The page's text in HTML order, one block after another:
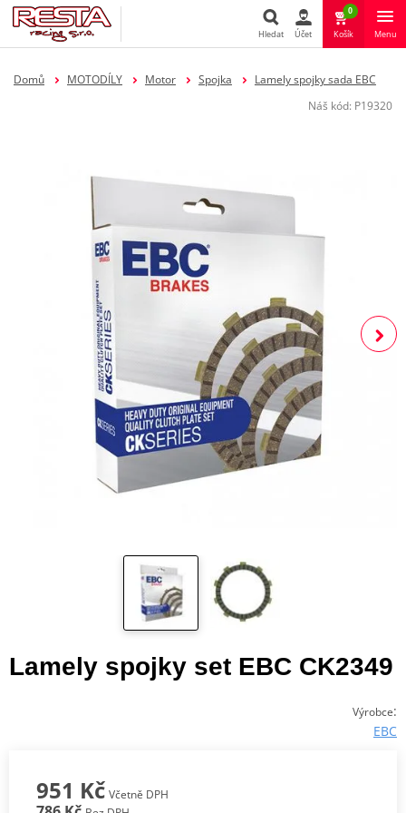
Hledat
Hledat Účet
0
Košík Menu
Domů MOTODÍLY Motor Spojka
Lamely spojky sada EBC
Náš kód: P19320
Lamely spojky set EBC CK2349
Výrobce:
EBC
951 Kč Včetně DPH